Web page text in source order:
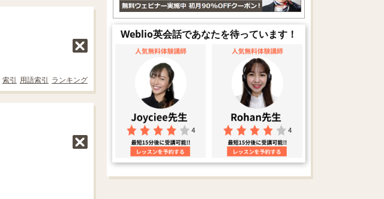
索引 用語索引 ランキング
Weblio英会話であなたを待っています！